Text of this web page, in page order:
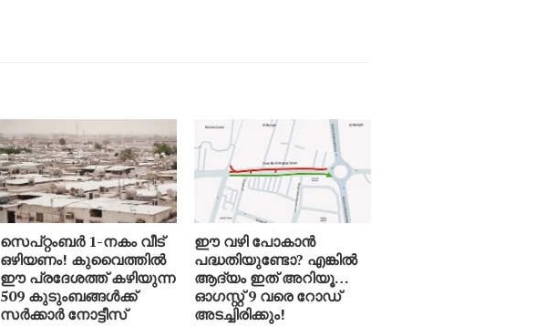
സെപ്റ്റംബർ 1-നകം വീട്
ഒഴിയണം! കുവൈത്തിൽ
ഈ പ്രദേശത്ത് കഴിയുന്ന
509 കുടുംബങ്ങൾക്ക്
സർക്കാർ നോട്ടീസ്
ഈ വഴി പോകാൻ
പദ്ധതിയുണ്ടോ? എങ്കിൽ
ആദ്യം ഇത് അറിയൂ…
ഓഗസ്റ്റ് 9 വരെ റോഡ്
അടച്ചിരിക്കും!